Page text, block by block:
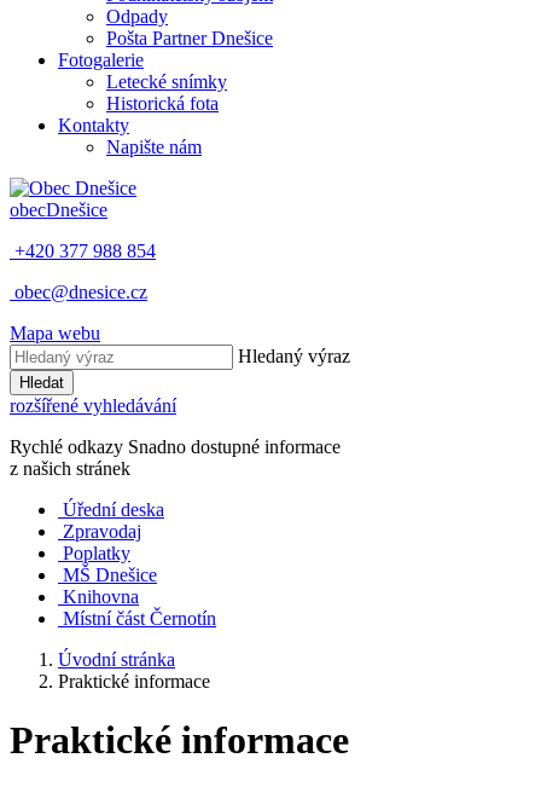
Odpady
Pošta Partner Dnešice
Fotogalerie
Letecké snímky
Historická fota
Kontakty
Napište nám
obecDnešice
+420 377 988 854
obec@dnesice.cz
Mapa webu
Hledaný výraz
Hledat
rozšířené vyhledávání
Rychlé odkazy Snadno dostupné informace
z našich stránek
Úřední deska
Zpravodaj
Poplatky
MŠ Dnešice
Knihovna
Místní část Černotín
Úvodní stránka
Praktické informace
Praktické informace